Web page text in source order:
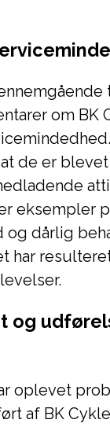
om BK
de er
eksempler
og dårlig
har
og
oplevet
af BK